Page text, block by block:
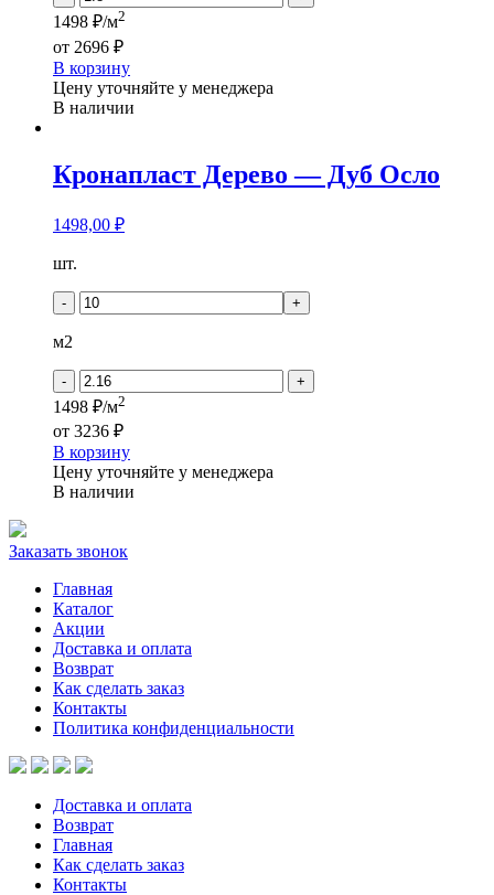
1498 ₽/м2
от 2696 ₽
В корзину
Цену уточняйте у менеджера
В наличии
Кронапласт Дерево — Дуб Осло
1498,00 ₽
Количество
Кронапласт
-
Осло
шт.
- +
м2
- +
1498 ₽/м2
от 3236 ₽
В корзину
Цену уточняйте у менеджера
В наличии
Заказать звонок
Главная
Каталог
Акции
Доставка и оплата
Возврат
Как сделать заказ
Контакты
Политика конфиденциальности
Доставка и оплата
Возврат
Главная
Как сделать заказ
Контакты